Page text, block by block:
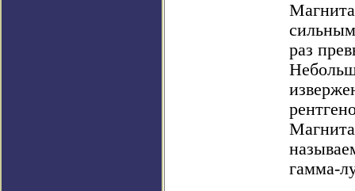
раз
гамма-